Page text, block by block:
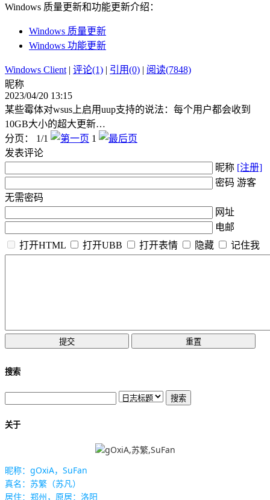
Windows 质量更新和功能更新介绍：
Windows 质量更新
Windows 功能更新
Windows Client| 评论(1) | 引用(0) | 阅读(7848)
昵称
2023/04/20 13:15
某些霉体对wsus上启用uup支持的说法：每个用户都会收到
10GB大小的超大更新…
分页： 1/1
1
发表评论
昵称 [注册]
密码 游客
无需密码
网址
电邮
打开HTML
打开UBB 打开表情 隐藏 记住我
搜索
关于
昵称：gOxiA，SuFan
真名：苏繁（苏凡）
居住：郑州，原居：洛阳